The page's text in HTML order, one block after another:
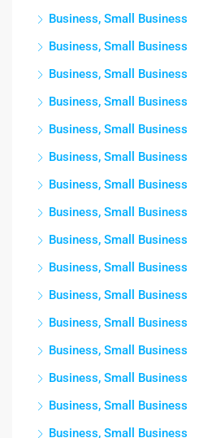
Business, Small Business
Business, Small Business
Business, Small Business
Business, Small Business
Business, Small Business
Business, Small Business
Business, Small Business
Business, Small Business
Business, Small Business
Business, Small Business
Business, Small Business
Business, Small Business
Business, Small Business
Business, Small Business
Business, Small Business
Business, Small Business